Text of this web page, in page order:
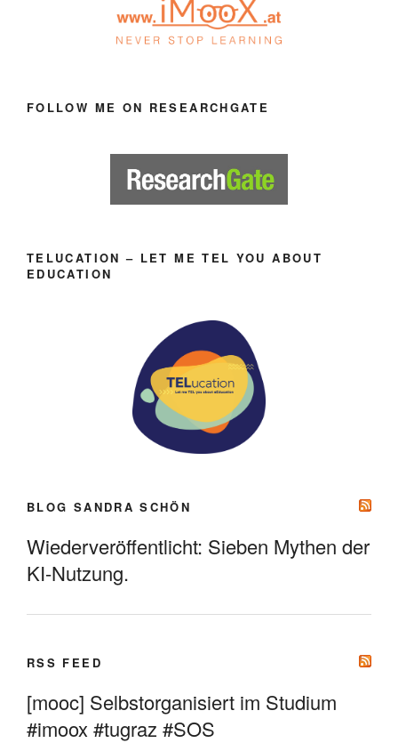
FOLLOW ME ON RESEARCHGATE
TELUCATION – LET ME TEL YOU ABOUT
EDUCATION
BLOG SANDRA SCHÖN
Wiederveröffentlicht: Sieben Mythen der
KI-Nutzung.
RSS FEED
[mooc] Selbstorganisiert im Studium
#imoox #tugraz #SOS